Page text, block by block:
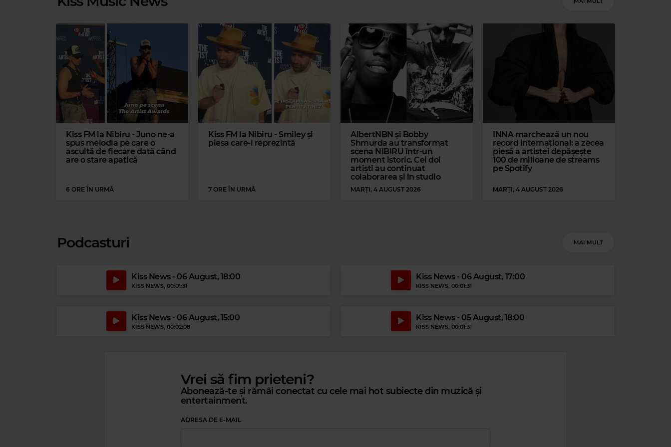
Magic 80s Hits
Magic 90s Hits
ROD STEWART–HAVE I TOLD YOU LATELY PERRY COMO –IT'S A LOVELY DAY TODAY
Kiss FM la Nibiru - Juno ne-a
spus melodia pe care o
ascultă de fiecare dată când
are o stare apatică
6 ORE ÎN URMĂ
Kiss FM la Nibiru - Smiley și
piesa care-l reprezintă
7 ORE ÎN URMĂ
AlbertNBN și Bobby
Shmurda au transformat
scena NIBIRU într-un
moment istoric. Cei doi
artiști au continuat
colaborarea și în studio
MARȚI, 4 AUGUST 2026
INNA marchează un nou
record internațional: a zecea
piesă a artistei depășește
100 de milioane de streams
pe Spotify
MARȚI, 4 AUGUST 2026
Podcasturi MAI MULT
Kiss News - 06 August, 18:00
KISS NEWS , 00:01:31
Kiss News - 06 August, 17:00
KISS NEWS , 00:01:31
Kiss News - 06 August, 15:00
KISS NEWS , 00:02:08
Kiss News - 05 August, 18:00
KISS NEWS , 00:01:31
Vrei să fim prieteni?
Abonează-te și rămâi conectat cu cele mai hot subiecte din muzică și
entertainment.
ADRESA DE E-MAIL